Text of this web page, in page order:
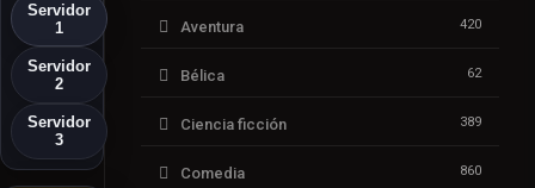
Servidor
1
Servidor
2
Servidor
3
Aventura 420
Bélica 62
Ciencia ficción 389
Comedia 860